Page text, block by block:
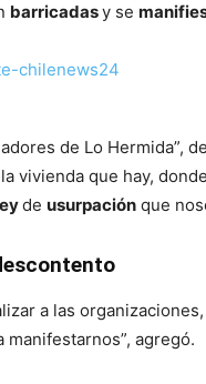
barricadasy se
de Lo Hermida”,
vivienda que hay,
de usurpación que
a las
agregó.